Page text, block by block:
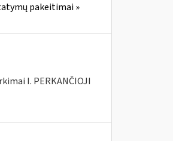
pakeitimai »
I. PERKANČIOJI